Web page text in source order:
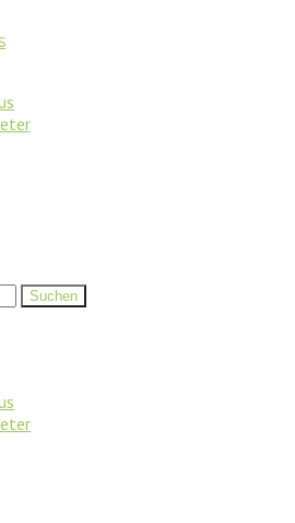
Suchen